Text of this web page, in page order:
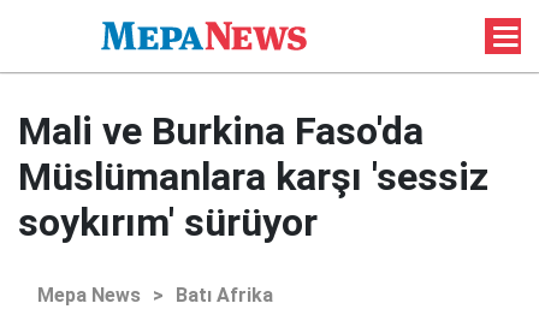
Mali ve Burkina Faso'da
Müslümanlara karşı 'sessiz
soykırım' sürüyor
Mepa News > Batı Afrika